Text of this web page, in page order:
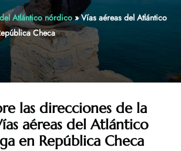
Atlántico nórdico»Vías aéreas del Atlántico
Checa
las direcciones de la
aéreas del Atlántico
en República Checa